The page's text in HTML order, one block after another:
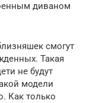
диваном
смогут
Такая
не будут
модели
Как только